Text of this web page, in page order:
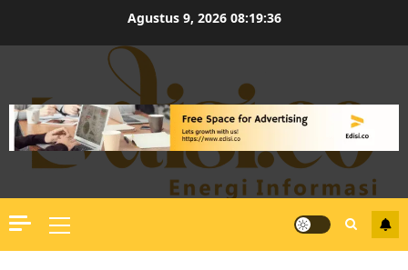
Agustus 9, 2026 08:19:36
Primary
Menu